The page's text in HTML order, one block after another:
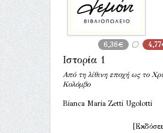
6,36€
Ιστορία 1
Από τη λίθινη εποχή ως το
Κολόμβο
Bianca Maria Zetti Ugolotti